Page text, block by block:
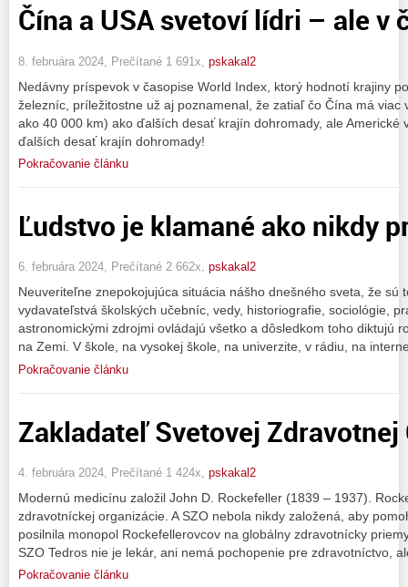
Čína a USA svetoví lídri – ale v
8. februára 2024, Prečítané 1 691x, pskakal2
Nedávny príspevok v časopise World Index, ktorý hodnotí krajiny
železníc, príležitostne už aj poznamenal, že zatiaľ čo Čína má viac
ako 40 000 km) ako ďalších desať krajín dohromady, ale Americké
ďalších desať krajín dohromady!
Pokračovanie článku
Ľudstvo je klamané ako nikdy
6. februára 2024, Prečítané 2 662x, pskakal2
Neuveriteľne znepokojujúca situácia nášho dnešného sveta, že sú
vydavateľstvá školských učebníc, vedy, historiografie, sociológie,
astronomickými zdrojmi ovládajú všetko a dôsledkom toho diktujú
na Zemi. V škole, na vysokej škole, na univerzite, v rádiu, na
Pokračovanie článku
Zakladateľ Svetovej Zdravotnej
4. februára 2024, Prečítané 1 424x, pskakal2
Modernú medicínu založil John D. Rockefeller (1839 – 1937).
zdravotníckej organizácie. A SZO nebola nikdy založená, aby
posilnila monopol Rockefellerovcov na globálny zdravotnícky
SZO Tedros nie je lekár, ani nemá pochopenie pre zdravotníctvo,
Pokračovanie článku